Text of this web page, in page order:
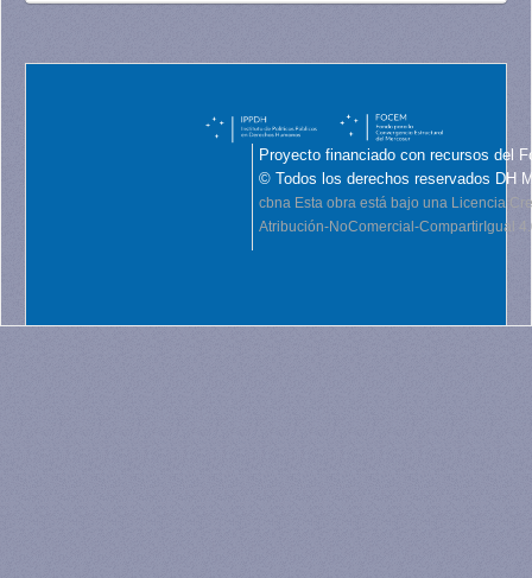
Proyecto financiado con recursos del
© Todos los derechos reservados DH
cbna Esta obra está bajo una Licencia
Atribución-NoComercial-CompartirIgual